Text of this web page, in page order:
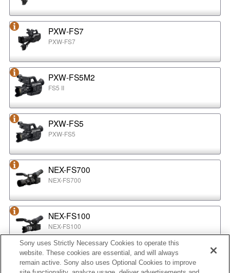
PXW-FS7
PXW-FS7
PXW-FS5M2
FS5 II
PXW-FS5
PXW-FS5
NEX-FS700
NEX-FS700
NEX-FS100
NEX-FS100
NEX-EA50
Sony uses Strictly Necessary Cookies to operate this
website. These cookies are essential, and will always
remain active. Sony also uses Optional Cookies to improve